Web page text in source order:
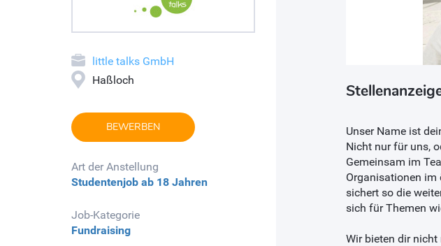
little talks GmbH
Haßloch
BEWERBEN
Art der Anstellung
Studentenjob ab 18 Jahren
Job-Kategorie
Fundraising
Unser Name ist
Nicht nur für uns,
Gemeinsam im
Organisationen
sichert so die
sich für Themen
Wir bieten dir